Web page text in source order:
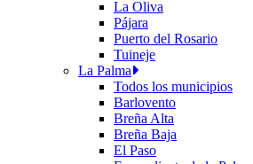
La Oliva
Pájara
Puerto del Rosario
Tuineje
La Palma
Todos los municipios
Barlovento
Breña Alta
Breña Baja
El Paso